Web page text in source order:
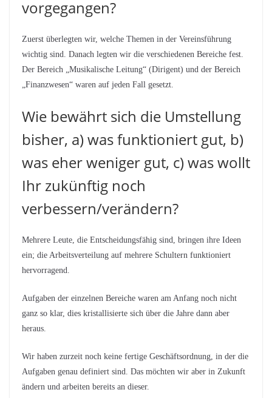
vorgegangen?
Zuerst überlegten wir, welche Themen in der Vereinsführung
wichtig sind. Danach legten wir die verschiedenen Bereiche fest.
Der Bereich „Musikalische Leitung“ (Dirigent) und der Bereich
„Finanzwesen“ waren auf jeden Fall gesetzt.
Wie bewährt sich die Umstellung
bisher, a) was funktioniert gut, b)
was eher weniger gut, c) was wollt
Ihr zukünftig noch
verbessern/verändern?
Mehrere Leute, die Entscheidungsfähig sind, bringen ihre Ideen
ein; die Arbeitsverteilung auf mehrere Schultern funktioniert
hervorragend.
Aufgaben der einzelnen Bereiche waren am Anfang noch nicht
ganz so klar, dies kristallisierte sich über die Jahre dann aber
heraus.
Wir haben zurzeit noch keine fertige Geschäftsordnung, in der die
Aufgaben genau definiert sind. Das möchten wir aber in Zukunft
ändern und arbeiten bereits an dieser.